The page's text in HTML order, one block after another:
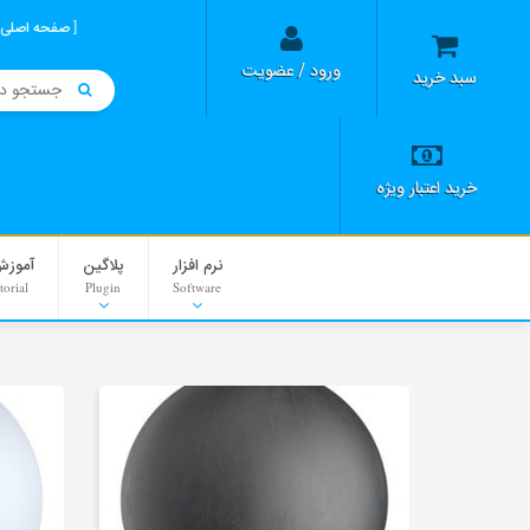
سبد خرید ورود / عضویت
خرید اعتبار ویژه
صفحه اصلی
نرم افزار
Software
پلاگین
Plugin